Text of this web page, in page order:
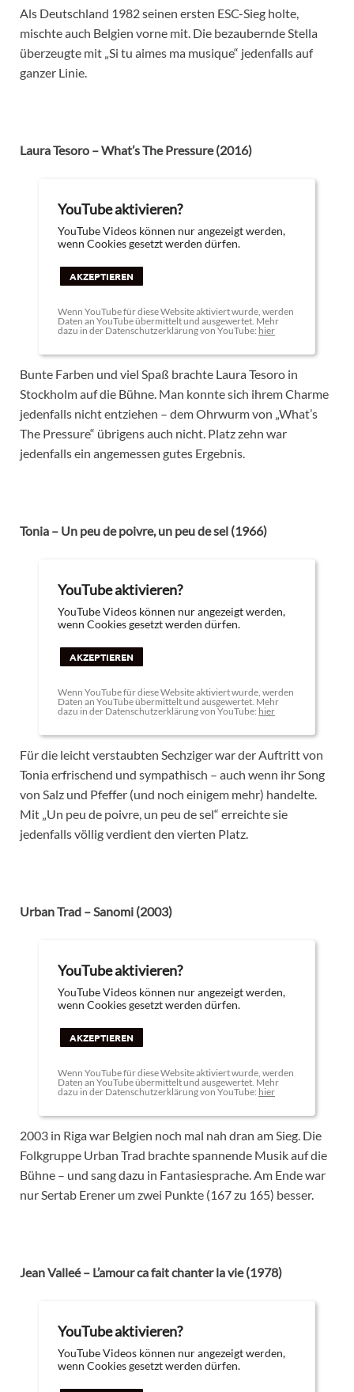
Als Deutschland 1982 seinen ersten ESC-Sieg holte,
mischte auch Belgien vorne mit. Die bezaubernde Stella
überzeugte mit „Si tu aimes ma musique“ jedenfalls auf
ganzer Linie.
Laura Tesoro – What’s The Pressure (2016)
YouTube aktivieren?
YouTube Videos können nur angezeigt werden,
wenn Cookies gesetzt werden dürfen.
AKZEPTIEREN
Wenn YouTube für diese Website aktiviert wurde, werden
Daten an YouTube übermittelt und ausgewertet. Mehr
dazu in der Datenschutzerklärung von YouTube: hier
Bunte Farben und viel Spaß brachte Laura Tesoro in
Stockholm auf die Bühne. Man konnte sich ihrem Charme
jedenfalls nicht entziehen – dem Ohrwurm von „What’s
The Pressure“ übrigens auch nicht. Platz zehn war
jedenfalls ein angemessen gutes Ergebnis.
Tonia – Un peu de poivre, un peu de sel (1966)
YouTube aktivieren?
YouTube Videos können nur angezeigt werden,
wenn Cookies gesetzt werden dürfen.
AKZEPTIEREN
Wenn YouTube für diese Website aktiviert wurde, werden
Daten an YouTube übermittelt und ausgewertet. Mehr
dazu in der Datenschutzerklärung von YouTube: hier
Für die leicht verstaubten Sechziger war der Auftritt von
Tonia erfrischend und sympathisch – auch wenn ihr Song
von Salz und Pfeffer (und noch einigem mehr) handelte.
Mit „Un peu de poivre, un peu de sel“ erreichte sie
jedenfalls völlig verdient den vierten Platz.
Urban Trad – Sanomi (2003)
YouTube aktivieren?
YouTube Videos können nur angezeigt werden,
wenn Cookies gesetzt werden dürfen.
AKZEPTIEREN
Wenn YouTube für diese Website aktiviert wurde, werden
Daten an YouTube übermittelt und ausgewertet. Mehr
dazu in der Datenschutzerklärung von YouTube: hier
2003 in Riga war Belgien noch mal nah dran am Sieg. Die
Folkgruppe Urban Trad brachte spannende Musik auf die
Bühne – und sang dazu in Fantasiesprache. Am Ende war
nur Sertab Erener um zwei Punkte (167 zu 165) besser.
Jean Valleé – L’amour ca fait chanter la vie (1978)
YouTube aktivieren?
YouTube Videos können nur angezeigt werden,
wenn Cookies gesetzt werden dürfen.